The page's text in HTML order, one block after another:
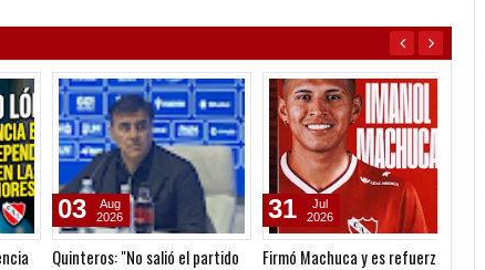
Quinteros: "No salió el partido
Aug
2026
Firmó Machuca y es refuerzo
31
Jul
2026